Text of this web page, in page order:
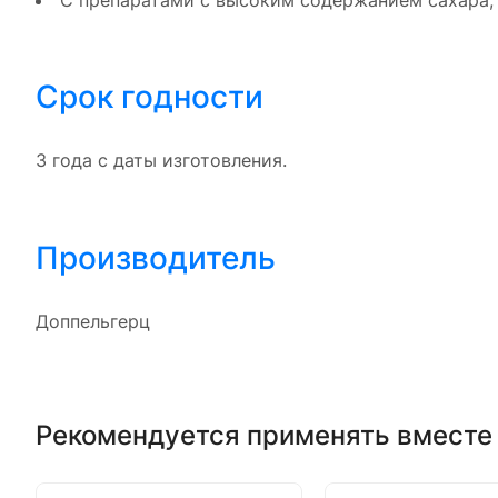
Срок годности
3 года с даты изготовления.
Производитель
Доппельгерц
Рекомендуется применять вместе